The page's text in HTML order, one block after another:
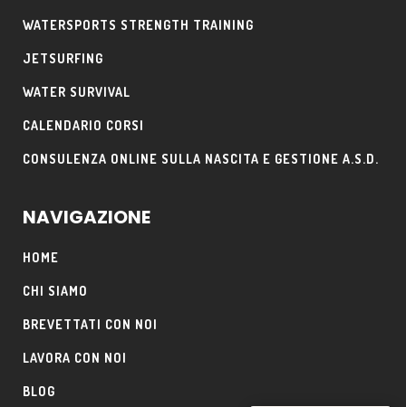
WATERSPORTS STRENGTH TRAINING
JETSURFING
WATER SURVIVAL
CALENDARIO CORSI
CONSULENZA ONLINE SULLA NASCITA E GESTIONE A.S.D.
NAVIGAZIONE
HOME
CHI SIAMO
BREVETTATI CON NOI
LAVORA CON NOI
BLOG